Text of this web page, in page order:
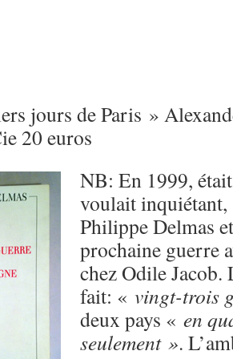
jours de Paris »
20 euros
NB: En 1999,
voulait inquiétant,
Philippe Delmas
prochaine guerre
chez Odile Jacob.
fait: « vingt-trois
deux pays « en
seulement ».